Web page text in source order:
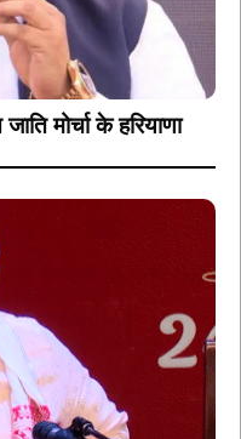
मोर्चा के हरियाणा